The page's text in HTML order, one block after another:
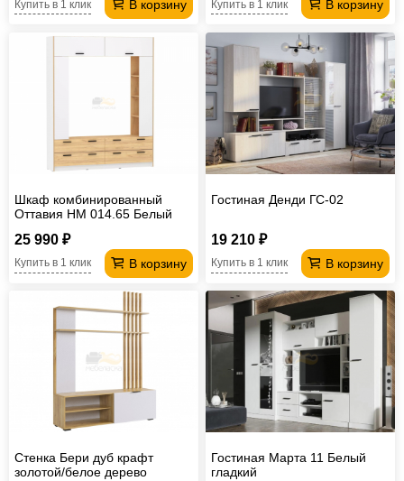
В корзину
Купить в 1 клик В корзину
Купить в 1 клик
Шкаф комбинированный
Оттавия НМ 014.65 Белый
25 990 ₽
В корзину
Купить в 1 клик
Гостиная Денди ГС-02
19 210 ₽
В корзину
Купить в 1 клик
Стенка Бери дуб крафт
золотой/белое дерево
Гостиная Марта 11 Белый
гладкий